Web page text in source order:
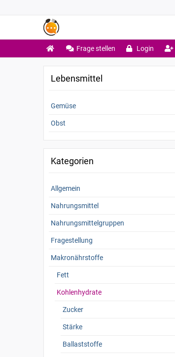
Frage stellen Login
Lebensmittel
Gemüse
Obst
Kategorien
Allgemein
Nahrungsmittel
Nahrungsmittelgruppen
Fragestellung
Makronährstoffe
Fett
Kohlenhydrate
Zucker
Stärke
Ballaststoffe